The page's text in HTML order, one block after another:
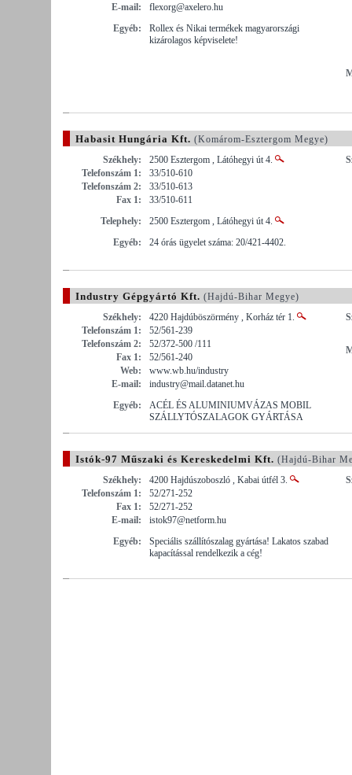
E-mail:
flexorg@axelero.hu
Egyéb:
Rollex és Nikai termékek magyarországi
kizárolagos képviselete!
Habasit Hungária Kft. (Komárom-Esztergom Megye)
Székhely:
2500 Esztergom , Látóhegyi út 4.
Telefonszám 1:
33/510-610
Telefonszám 2:
33/510-613
Fax 1:
33/510-611
Telephely:
2500 Esztergom , Látóhegyi út 4.
Egyéb:
24 órás ügyelet száma: 20/421-4402.
Industry Gépgyártó Kft. (Hajdú-Bihar Megye)
Székhely:
4220 Hajdúböszörmény , Korház tér 1.
Telefonszám 1:
52/561-239
Telefonszám 2:
52/372-500 /111
Fax 1:
52/561-240
Web:
www.wb.hu/industry
E-mail:
industry@mail.datanet.hu
Egyéb:
ACÉL ÉS ALUMINIUMVÁZAS MOBIL
SZÁLLYTÓSZALAGOK GYÁRTÁSA
Istók-97 Műszaki és Kereskedelmi Kft. (Hajdú-Bihar
Székhely:
4200 Hajdúszoboszló , Kabai útfél 3.
Telefonszám 1:
52/271-252
Fax 1:
52/271-252
E-mail:
istok97@netform.hu
Egyéb:
Speciális szállítószalag gyártása! Lakatos szabad
kapacítással rendelkezik a cég!